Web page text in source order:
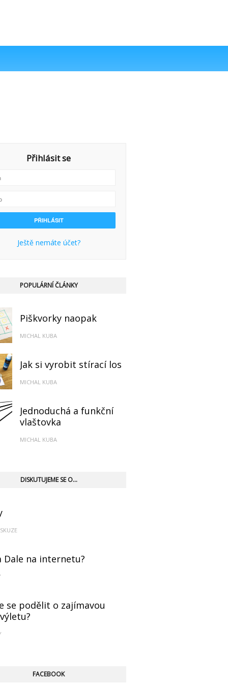
Přihlásit se
Ještě nemáte účet?
POPULÁRNÍ ČLÁNKY
Piškvorky naopak
MICHAL KUBA
Jak si vyrobit stírací los
MICHAL KUBA
Jednoduchá a funkční
vlaštovka
MICHAL KUBA
DISKUTUJEME SE O...
Dale na internetu?
se podělit o zajímavou
FACEBOOK